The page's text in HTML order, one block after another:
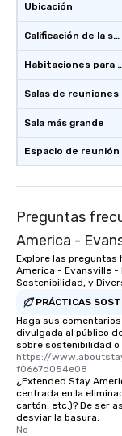
Ubicación
Calificación de la sede
Habitaciones
Salas de reuniones
Sala más grande
Espacio de reunión
Preguntas
America -
Explore las preguntas
America - Evansville -
Sostenibilidad, y
PRÁCTICAS
Haga sus
divulgada al público
sobre sostenibilidad
https://
f0667d054e08
¿Extended Stay
centrada en la
cartón, etc.)? De ser
desviar la basura.
No